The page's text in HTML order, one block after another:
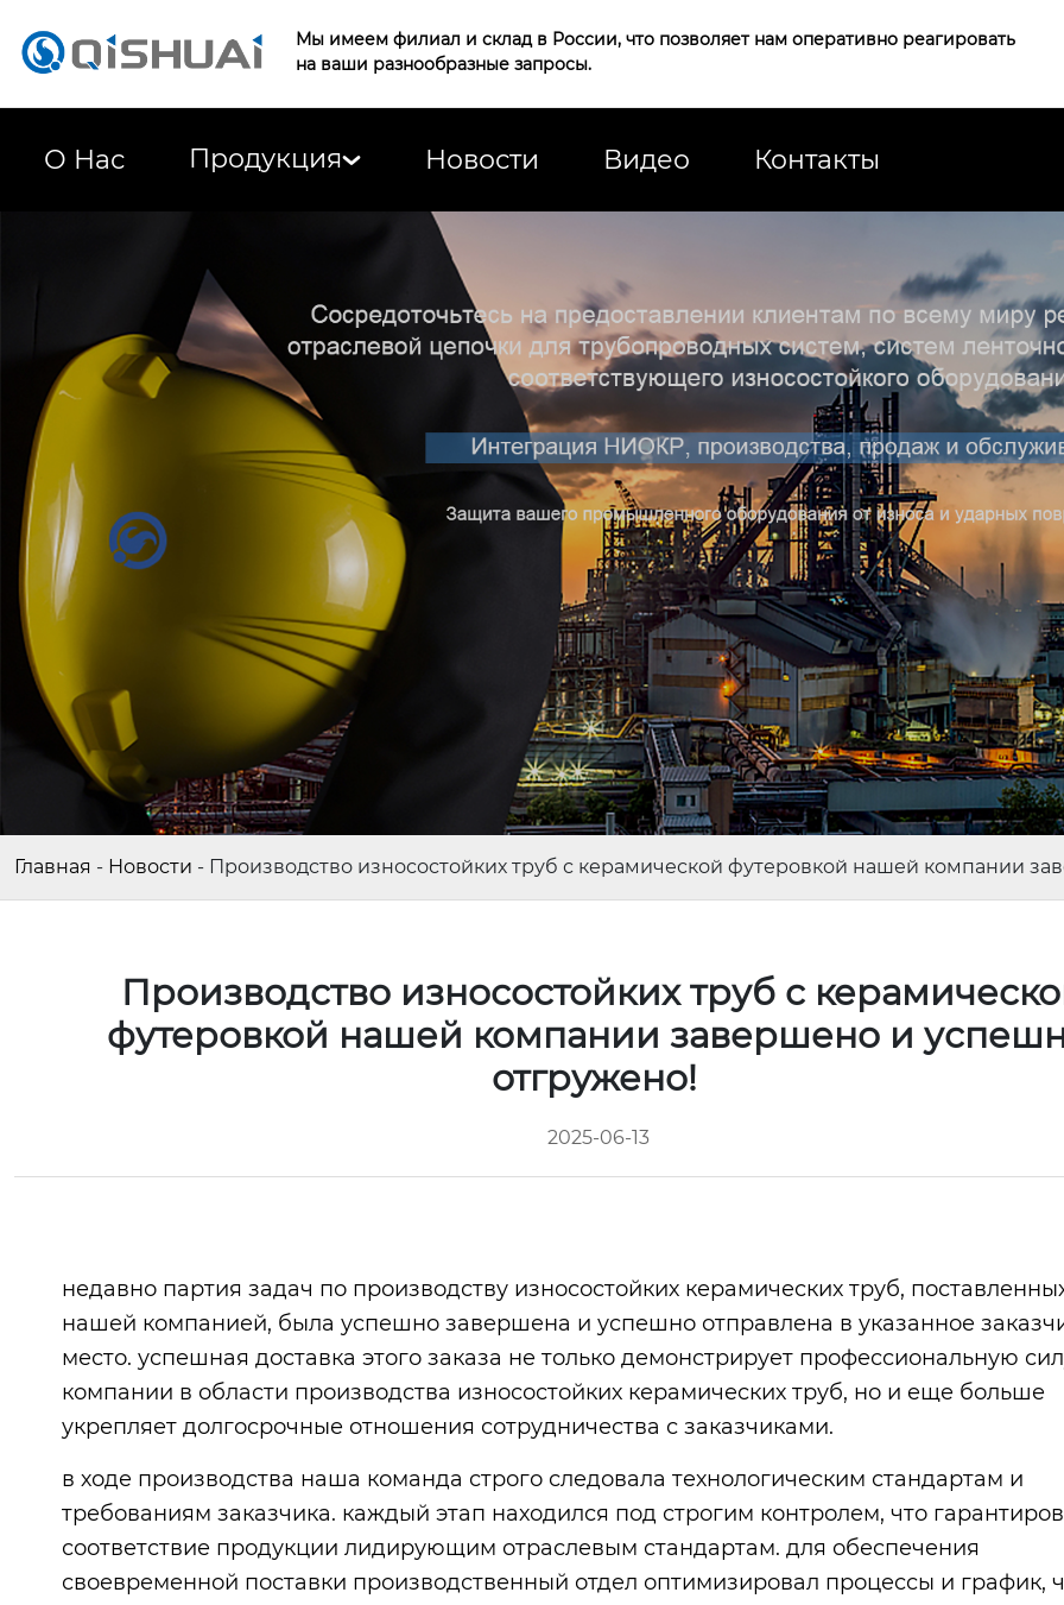
Мы имеем филиал и склад в России, что позволяет нам оперативно реагировать
на ваши разнообразные запросы.
О Нас Продукция Новости Видео Контакты
Главная - Новости - Производство износостойких труб с керамической футеровкой нашей компании
Производство износостойких труб с
футеровкой нашей компании завершено и
отгружено!
2025-06-13
недавно партия задач по производству износостойких керамических труб,
нашей компанией, была успешно завершена и успешно отправлена ​​в указанное
место. успешная доставка этого заказа не только демонстрирует профессиональную
компании в области производства износостойких керамических труб, но и еще больше
укрепляет долгосрочные отношения сотрудничества с заказчиками.
в ходе производства наша команда строго следовала технологическим стандартам и
требованиям заказчика. каждый этап находился под строгим контролем, что
соответствие продукции лидирующим отраслевым стандартам. для обеспечения
своевременной поставки производственный отдел оптимизировал процессы и график,